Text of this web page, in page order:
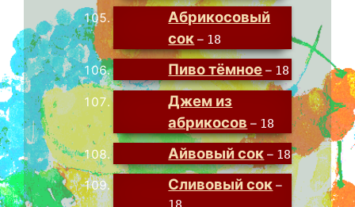
Абрикосовый
сок – 18
Пиво тёмное – 18
Джем из
абрикосов – 18
Айвовый сок – 18
Сливовый сок –